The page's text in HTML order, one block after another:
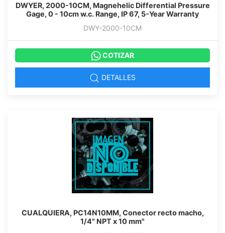
DWYER, 2000-10CM, Magnehelic Differential Pressure
Gage, 0 - 10cm w.c. Range, IP 67, 5-Year Warranty
DWY-2000-10CM
COTIZAR
DETALLES
CUALQUIERA, PC14N10MM, Conector recto macho,
1/4" NPT x 10 mm"